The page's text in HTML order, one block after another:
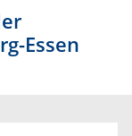
Essen